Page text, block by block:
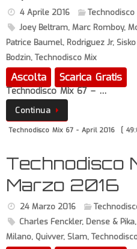
4 Aprile 2016
Technodisco
Joey Beltram, Marc Romboy,
Patrice Baumel, Rodriguez Jr,
Bodzin, Technodisco Mix
Ascolta Scarica Gratis
Technodisco Mix 67 – …
Continua
Technodisco Mix 67 - April 2016 [
Technodisco
Marzo 2016
24 Marzo 2016
Charles Fenckler, Dense & Pika,
Milano, Quivver, Slam,